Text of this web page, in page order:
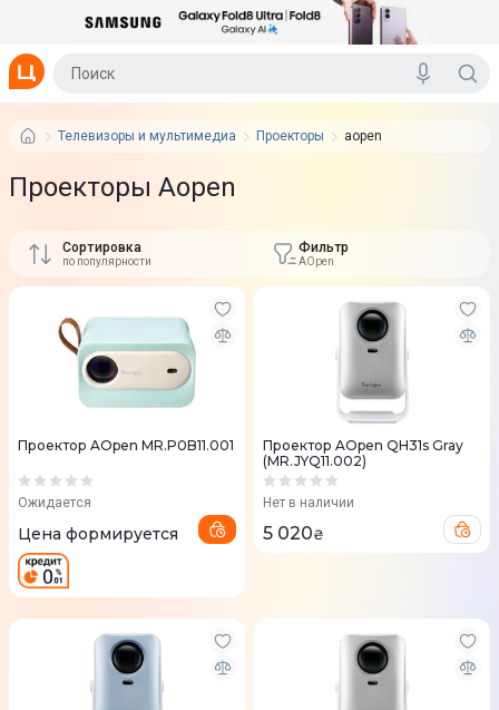
Телевизоры и мультимедиа Проекторы aopen
Проекторы Aopen
Сортировка
по популярности
Фильтр
AOpen
Проектор AOpen MR.P0B11.001
Ожидается
Цена формируется
Проектор AOpen QH31s Gray
(MR.JYQ11.002)
Нет в наличии
5 020₴